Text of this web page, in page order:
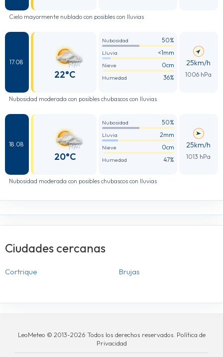
Cielo mayormente nublado con posibles con lluvias
17.08
22°C
Nubosidad 50%
Lluvia <1mm
Nieve 0cm
Humedad 36%
25km/h
1006 hPa
Nubosidad moderada con posibles chubascos con lluvias
18.08
20°C
Nubosidad 50%
Lluvia 2mm
Nieve 0cm
Humedad 47%
25km/h
1013 hPa
Nubosidad moderada con posibles chubascos con lluvias
Ciudades cercanas
Cortrique Brujas
LeoMeteo © 2013-2026 Todos los derechos reservados. Política de
Privacidad